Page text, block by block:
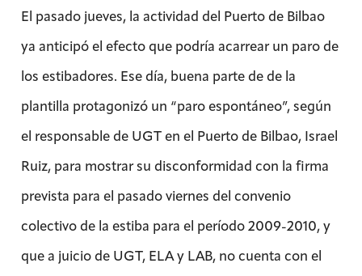
El pasado jueves, la actividad del Puerto de Bilbao
ya anticipó el efecto que podría acarrear un paro de
los estibadores. Ese día, buena parte de de la
plantilla protagonizó un “paro espontáneo”, según
el responsable de UGT en el Puerto de Bilbao, Israel
Ruiz, para mostrar su disconformidad con la firma
prevista para el pasado viernes del convenio
colectivo de la estiba para el período 2009-2010, y
que a juicio de UGT, ELA y LAB, no cuenta con el